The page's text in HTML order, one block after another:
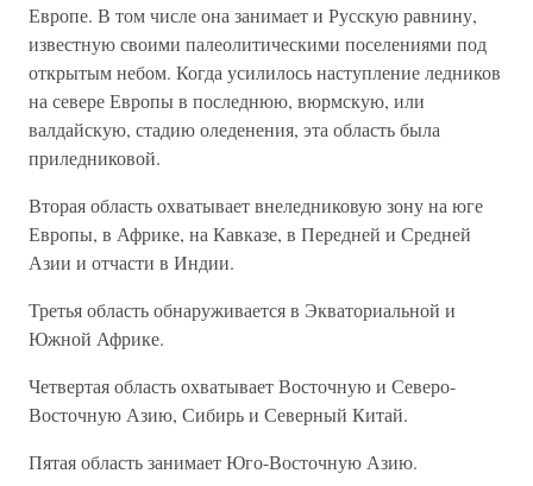
Европе. В том числе она занимает и Русскую равнину,
известную своими палеолитическими поселениями под
открытым небом. Когда усилилось наступление ледников
на севере Европы в последнюю, вюрмскую, или
валдайскую, стадию оледенения, эта область была
приледниковой.
Вторая область охватывает внеледниковую зону на юге
Европы, в Африке, на Кавказе, в Передней и Средней
Азии и отчасти в Индии.
Третья область обнаруживается в Экваториальной и
Южной Африке.
Четвертая область охватывает Восточную и Северо-
Восточную Азию, Сибирь и Северный Китай.
Пятая область занимает Юго-Восточную Азию.